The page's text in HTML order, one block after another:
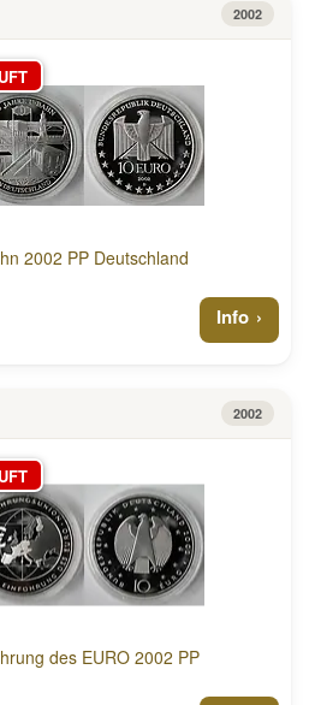
2002
2002 PP Deutschland
Info
2002
des EURO 2002 PP